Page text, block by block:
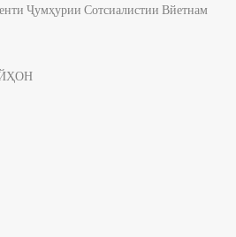
Ҷумҳурии Сотсиалистии Вйетнам